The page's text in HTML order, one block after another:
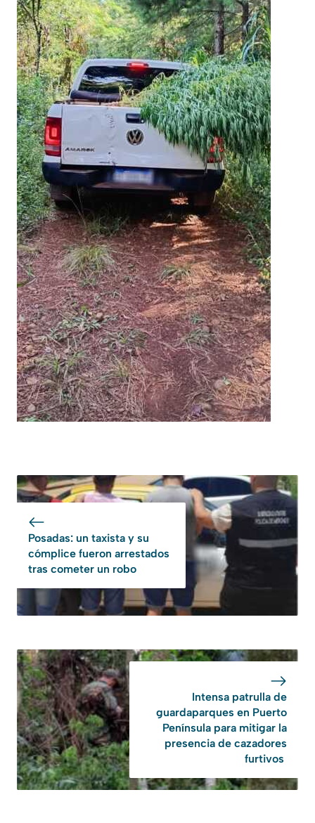
Posadas: un taxista y su
cómplice fueron arrestados
tras cometer un robo
Intensa patrulla de
guardaparques en Puerto
Península para mitigar la
presencia de cazadores
furtivos